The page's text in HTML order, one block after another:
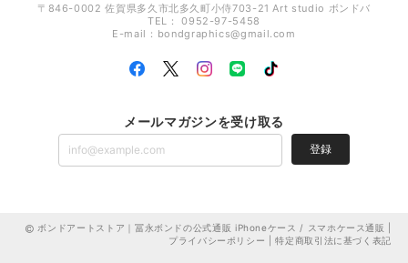
〒846-0002 佐賀県多久市北多久町小侍703-21 Art studio ボンドバ
TEL： 0952-97-5458
E-mail： bondgraphics@gmail.com
メールマガジンを受け取る
登録
ボンドアートストア｜冨永ボンドの公式通販 iPhoneケース / スマホケース通販 |
プライバシーポリシー
|特定商取引法に基づく表記